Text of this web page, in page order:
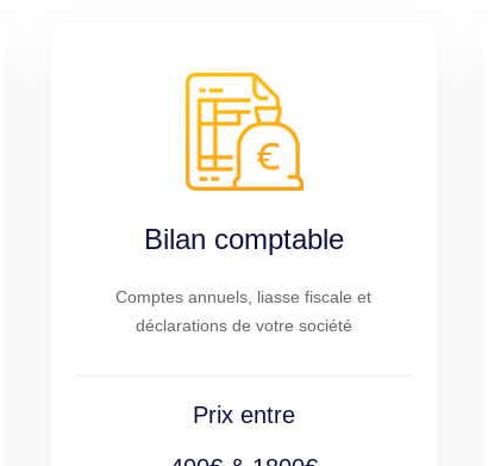
Bilan comptable
Comptes annuels, liasse fiscale et
déclarations de votre société
Prix entre